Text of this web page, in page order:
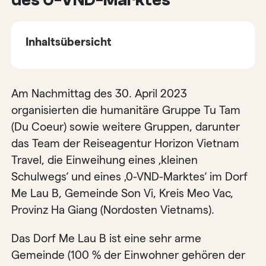
Inhaltsübersicht
Am Nachmittag des 30. April 2023
organisierten die humanitäre Gruppe Tu Tam
(Du Coeur) sowie weitere Gruppen, darunter
das Team der Reiseagentur Horizon Vietnam
Travel, die Einweihung eines ‚kleinen
Schulwegs‘ und eines ‚0-VND-Marktes‘ im Dorf
Me Lau B, Gemeinde Son Vi, Kreis Meo Vac,
Provinz Ha Giang (Nordosten Vietnams).
Das Dorf Me Lau B ist eine sehr arme
Gemeinde (100 % der Einwohner gehören der